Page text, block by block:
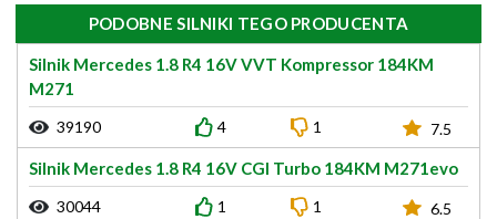
PODOBNE SILNIKI TEGO PRODUCENTA
Silnik Mercedes 1.8 R4 16V VVT Kompressor 184KM
M271
39190 4 1 7.5
Silnik Mercedes 1.8 R4 16V CGI Turbo 184KM M271evo
30044 1 1 6.5